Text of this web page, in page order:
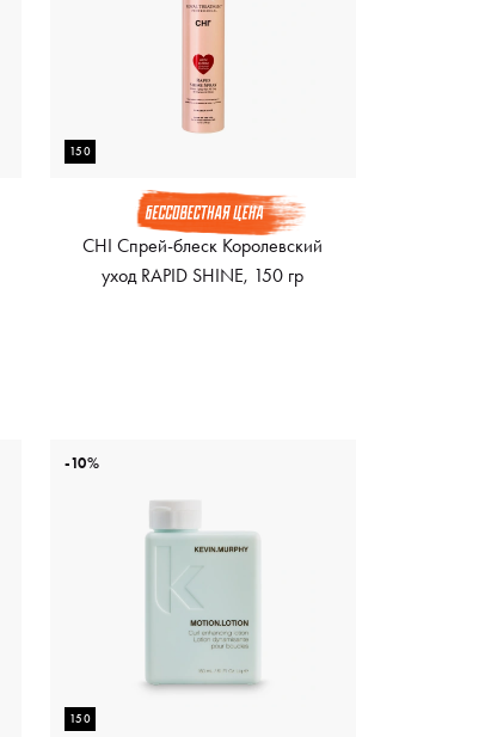
150
CHI Спрей-блеск Королевский
уход RAPID SHINE, 150 гр
150
-10%